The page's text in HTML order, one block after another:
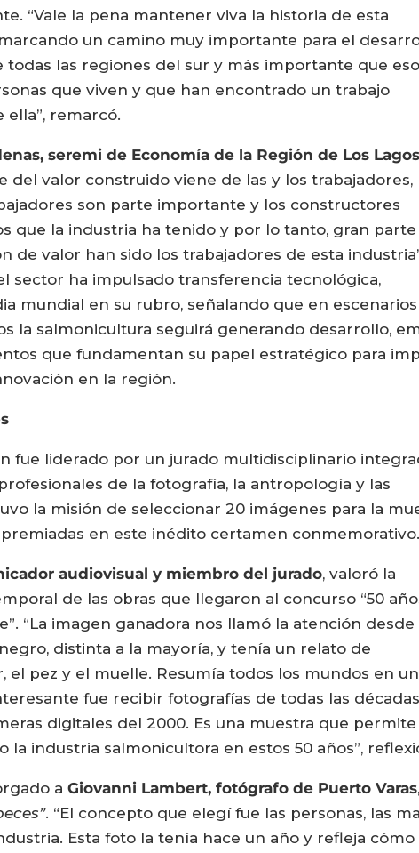
“Vale la pena mantener viva la historia de esta
un camino muy importante para el
todas las regiones del sur y más importante que
que viven y que han encontrado un trabajo
remarcó.
seremi de Economía de la Región de Los Lagos
del valor construido viene de las y los trabajadores,
son parte importante y los constructores
que la industria ha tenido y por lo tanto, gran parte
de valor han sido los trabajadores de esta
sector ha impulsado transferencia tecnológica,
mundial en su rubro, señalando que en escenarios
la salmonicultura seguirá generando desarrollo,
que fundamentan su papel estratégico para
en la región.
fue liderado por un jurado multidisciplinario
de la fotografía, la antropología y las
la misión de seleccionar 20 imágenes para la
en este inédito certamen conmemorativo.
audiovisual y miembro del jurado, valoró la
de las obras que llegaron al concurso “50
“La imagen ganadora nos llamó la atención desde
distinta a la mayoría, y tenía un relato de
el pez y el muelle. Resumía todos los mundos en
fue recibir fotografías de todas las
digitales del 2000. Es una muestra que permite
la industria salmonicultora en estos 50 años”,
aGiovanni Lambert, fotógrafo de Puerto Varas
. “El concepto que elegí fue las personas, las
Esta foto la tenía hace un año y refleja cómo